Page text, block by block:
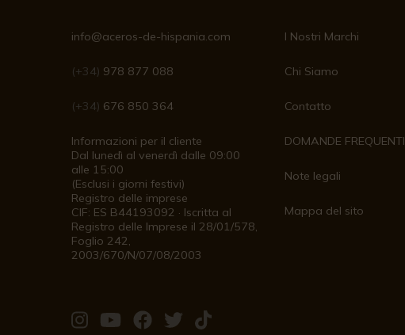
info@aceros-de-hispania.com
(+34) 978 877 088
(+34) 676 850 364
Informazioni per il cliente
Dal lunedì al venerdì dalle 09:00
alle 15:00
(Esclusi i giorni festivi)
Registro delle imprese
CIF: ES B44193092 · Iscritta al
Registro delle Imprese il 28/01/578,
Foglio 242,
2003/670/N/07/08/2003
I Nostri Marchi
Chi Siamo
Contatto
DOMANDE FREQUENTI
Note legali
Mappa del sito